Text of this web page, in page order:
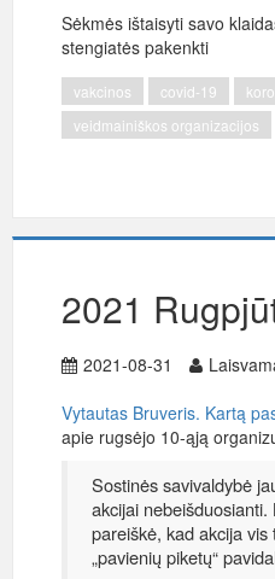
Sėkmės ištaisyti savo
stengiatės pakenkti
vakcinos covid-19
veidmainiškos organizacijos
2021
2021-08-31
Vytautas Bruveris. Kartą
apie rugsėjo 10-ąją
Sostinės savivaldybė
akcijai
pareiškė, kad akcija
„pavienių piketų“